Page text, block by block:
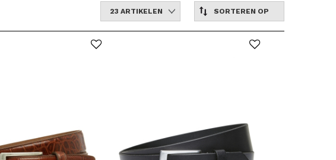
SORTEREN OP
23 ARTIKELEN